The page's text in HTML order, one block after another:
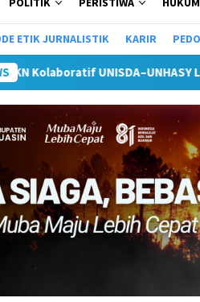
ETIK JURNALISTIK KARIR
Luncurkan Modul Ajar